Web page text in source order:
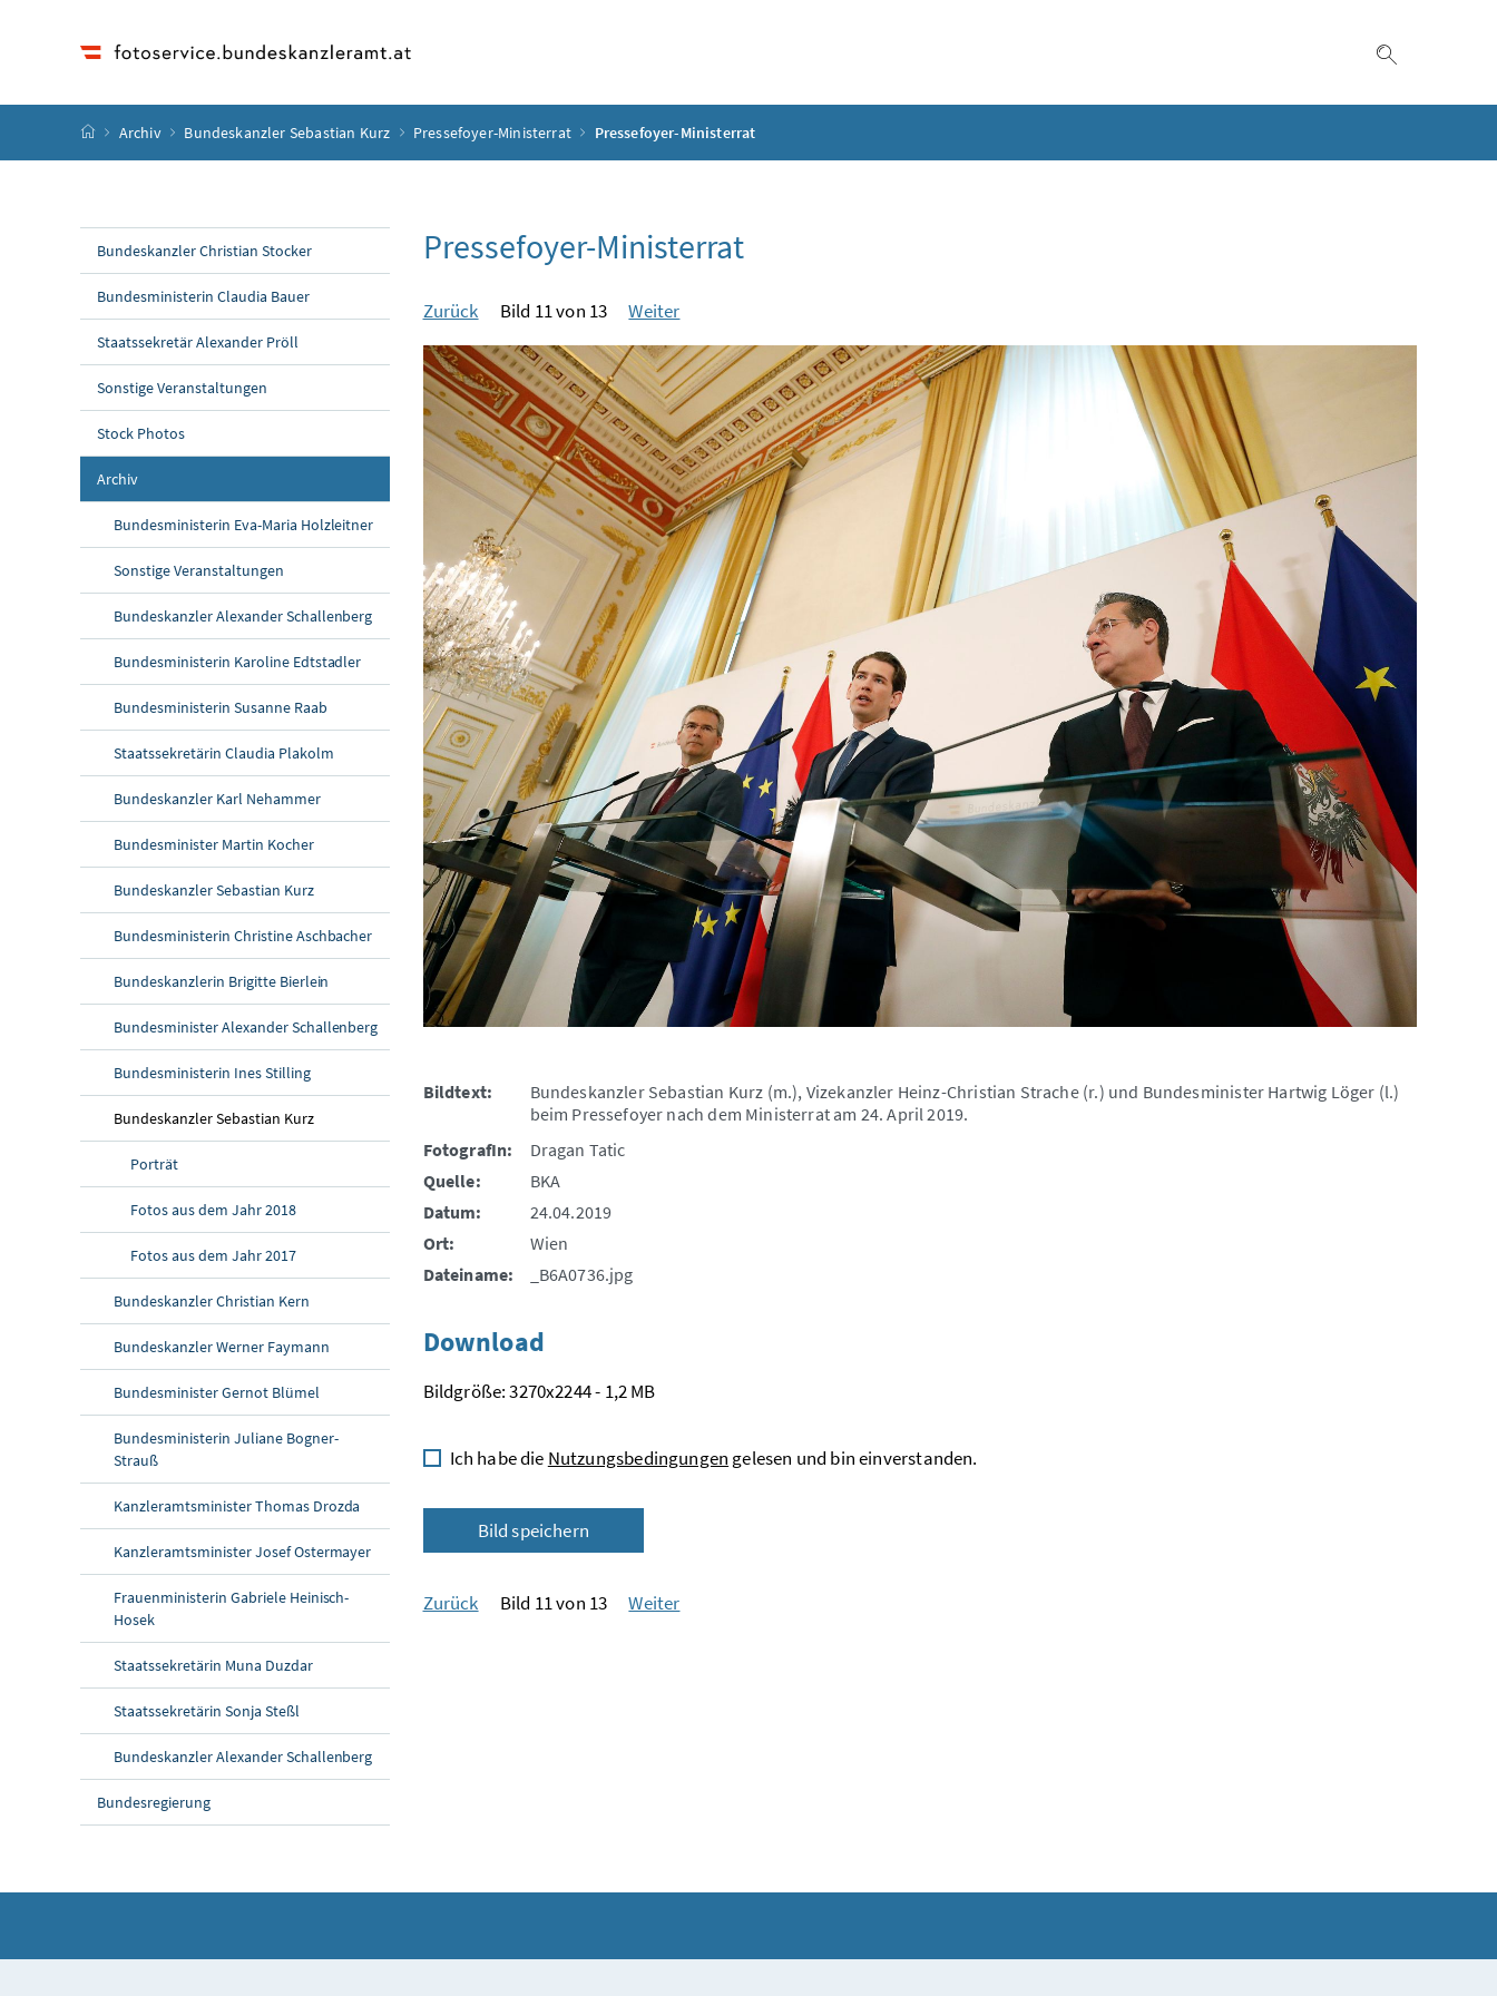
Startseite
Archiv Bundeskanzler Sebastian Kurz Pressefoyer-Ministerrat Pressefoyer-Ministerrat
Bundeskanzler Christian Stocker
Bundesministerin Claudia Bauer
Staatssekretär Alexander Pröll
Sonstige Veranstaltungen
Stock Photos
Archiv
Bundesministerin Eva-Maria Holzleitner
Sonstige Veranstaltungen
Bundeskanzler Alexander Schallenberg
Bundesministerin Karoline Edtstadler
Bundesministerin Susanne Raab
Staatssekretärin Claudia Plakolm
Bundeskanzler Karl Nehammer
Bundesminister Martin Kocher
Bundeskanzler Sebastian Kurz
Bundesministerin Christine Aschbacher
Bundeskanzlerin Brigitte Bierlein
Bundesminister Alexander Schallenberg
Bundesministerin Ines Stilling
Bundeskanzler Sebastian Kurz
Porträt
Fotos aus dem Jahr 2018
Fotos aus dem Jahr 2017
Bundeskanzler Christian Kern
Bundeskanzler Werner Faymann
Bundesminister Gernot Blümel
Bundesministerin Juliane Bogner-
Strauß
Kanzleramtsminister Thomas Drozda
Kanzleramtsminister Josef Ostermayer
Frauenministerin Gabriele Heinisch-
Hosek
Staatssekretärin Muna Duzdar
Staatssekretärin Sonja Steßl
Bundeskanzler Alexander Schallenberg
Bundesregierung
Pressefoyer-Ministerrat
Zurück Bild 11 von 13 Weiter
Bildtext:
Bundeskanzler Sebastian Kurz (m.), Vizekanzler Heinz-Christian Strache (r.) und Bundesminister Hartwig Löger (l.)
beim Pressefoyer nach dem Ministerrat am 24. April 2019.
FotografIn:
Dragan Tatic
Quelle:
BKA
Datum:
24.04.2019
Ort:
Wien
Dateiname:
_B6A0736.jpg
Download
Bildgröße: 3270x2244 - 1,2 MB
Ich habe die Nutzungsbedingungen gelesen und bin einverstanden.
Bild speichern
Zurück Bild 11 von 13 Weiter